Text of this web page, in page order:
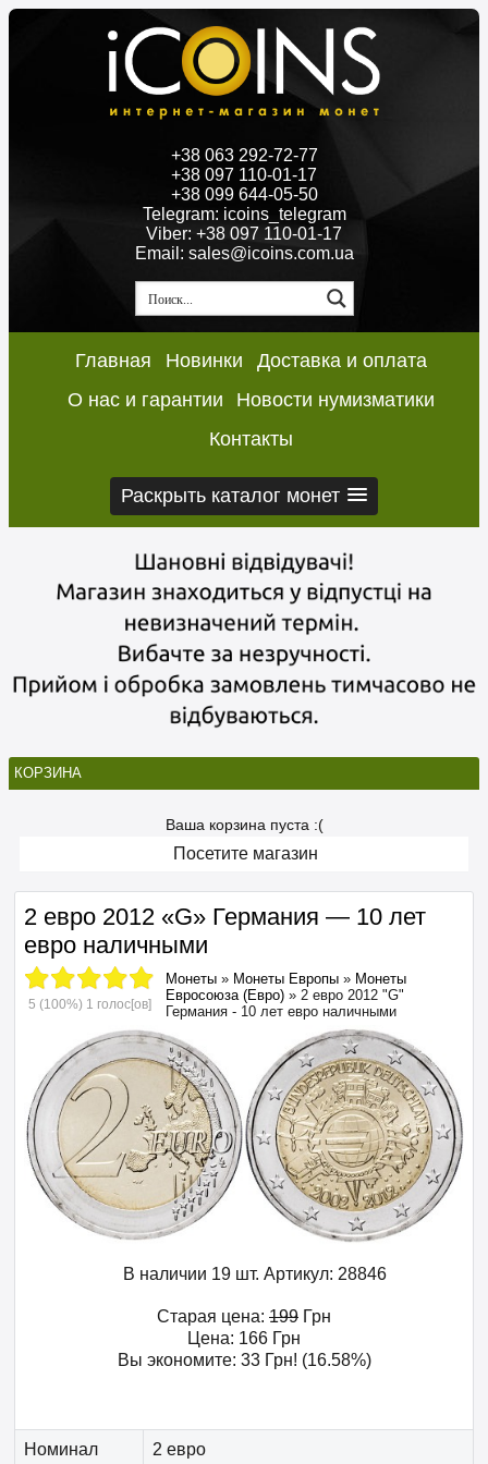
+38 063 292-72-77
+38 097 110-01-17
+38 099 644-05-50
Telegram: icoins_telegram
Viber: +38 097 110-01-17
Email: sales@icoins.com.ua
Главная Новинки
Доставка и оплата
О нас и гарантии
Новости нумизматики
Контакты
Раскрыть каталог монет
КОРЗИНА
Ваша корзина пуста :(
Посетите магазин
2 евро 2012 «G» Германия — 10 лет
евро наличными
5 (100%) 1 голос[ов]
Монеты » Монеты Европы » Монеты
Евросоюза (Евро) » 2 евро 2012 "G"
Германия - 10 лет евро наличными
В наличии 19 шт. Артикул: 28846
Старая цена: 199 Грн
Цена: 166 Грн
Вы экономите: 33Грн! (16.58%)
Номинал 2 евро